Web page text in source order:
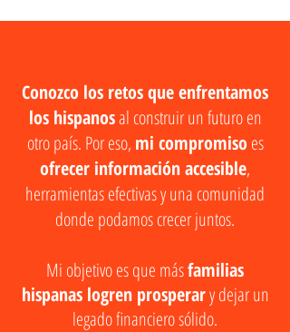
Conozco los retos que enfrentamos
los hispanosal construir un futuro en
otro país. Por eso, mi compromisoes
ofrecer información accesible,
herramientas efectivas y una comunidad
donde podamos crecer juntos.
Mi objetivo es que másfamilias
hispanas logren prosperary dejar un
legado financiero sólido.